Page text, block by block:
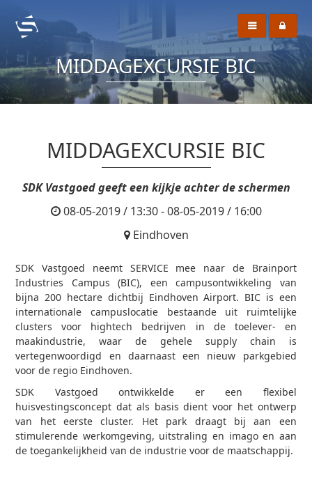
MIDDAGEXCURSIE BIC
MIDDAGEXCURSIE BIC
SDK Vastgoed geeft een kijkje achter de schermen
08-05-2019 / 13:30 - 08-05-2019 / 16:00
Eindhoven
SDK Vastgoed neemt SERVICE mee naar de Brainport
Industries Campus (BIC), een campusontwikkeling van
bijna 200 hectare dichtbij Eindhoven Airport. BIC is een
internationale campuslocatie bestaande uit ruimtelijke
clusters voor hightech bedrijven in de toelever- en
maakindustrie, waar de gehele supply chain is
vertegenwoordigd en daarnaast een nieuw parkgebied
voor de regio Eindhoven.
SDK Vastgoed ontwikkelde er een flexibel
huisvestingsconcept dat als basis dient voor het ontwerp
van het eerste cluster. Het park draagt bij aan een
stimulerende werkomgeving, uitstraling en imago en aan
de toegankelijkheid van de industrie voor de maatschappij.